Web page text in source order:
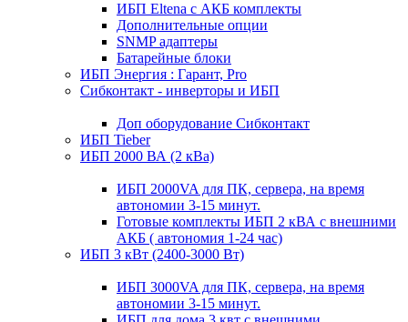
ИБП Eltena с АКБ комплекты
Дополнительные опции
SNMP адаптеры
Батарейные блоки
ИБП Энергия : Гарант, Pro
Сибконтакт - инверторы и ИБП
Доп оборудование Сибконтакт
ИБП Tieber
ИБП 2000 ВА (2 кВа)
ИБП 2000VA для ПК, сервера, на время
автономии 3-15 минут.
Готовые комплекты ИБП 2 кВА с внешними
АКБ ( автономия 1-24 час)
ИБП 3 кВт (2400-3000 Вт)
ИБП 3000VA для ПК, сервера, на время
автономии 3-15 минут.